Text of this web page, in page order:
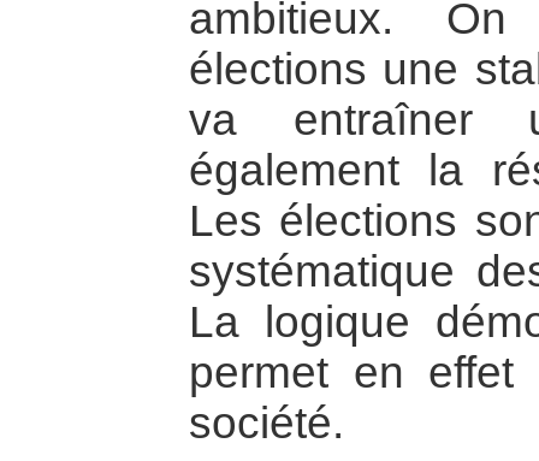
ambitieux.
élections une
va entraîner
également la
Les élections
systématique
La logique
permet en
société.